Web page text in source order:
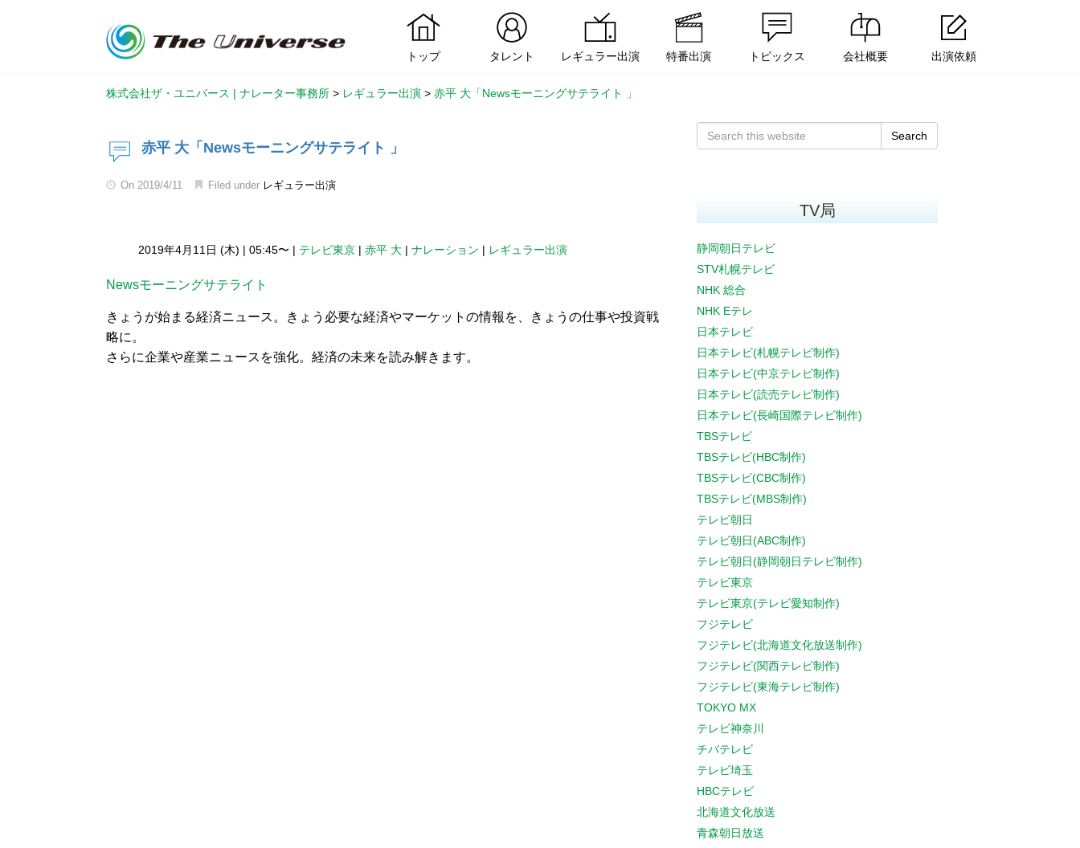
トップ タレント レギュラー出演 特番出演 トピックス 会社概要 出演依頼
株式会社ザ・ユニバース | ナレーター事務所 > レギュラー出演 > 赤平 大「Newsモーニングサテライト 」
赤平 大「Newsモーニングサテライト 」
On 2019/4/11 Filed under レギュラー出演
2019年4月11日 (木) | 05:45〜 | テレビ東京 | 赤平 大 | ナレーション | レギュラー出演
Newsモーニングサテライト
きょうが始まる経済ニュース。きょう必要な経済やマーケットの情報を、きょうの仕事や投資戦
略に。
さらに企業や産業ニュースを強化。経済の未来を読み解きます。
Search
TV局
静岡朝日テレビ
STV札幌テレビ
NHK 総合
NHK Eテレ
日本テレビ
日本テレビ(札幌テレビ制作)
日本テレビ(中京テレビ制作)
日本テレビ(読売テレビ制作)
日本テレビ(長崎国際テレビ制作)
TBSテレビ
TBSテレビ(HBC制作)
TBSテレビ(CBC制作)
TBSテレビ(MBS制作)
テレビ朝日
テレビ朝日(ABC制作)
テレビ朝日(静岡朝日テレビ制作)
テレビ東京
テレビ東京(テレビ愛知制作)
フジテレビ
フジテレビ(北海道文化放送制作)
フジテレビ(関西テレビ制作)
フジテレビ(東海テレビ制作)
TOKYO MX
テレビ神奈川
チバテレビ
テレビ埼玉
HBCテレビ
北海道文化放送
青森朝日放送